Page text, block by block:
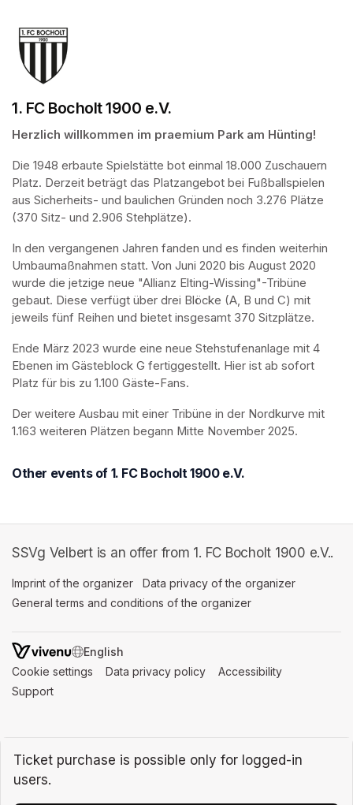
Ticket purchase is possible only for logged-in
users.
1. FC Bocholt 1900 e.V.
Herzlich willkommen im praemium Park am Hünting!
Die 1948 erbaute Spielstätte bot einmal 18.000 Zuschauern
Platz. Derzeit beträgt das Platzangebot bei Fußballspielen
aus Sicherheits- und baulichen Gründen noch 3.276 Plätze
(370 Sitz- und 2.906 Stehplätze).
In den vergangenen Jahren fanden und es finden weiterhin
Umbaumaßnahmen statt. Von Juni 2020 bis August 2020
wurde die jetzige neue "Allianz Elting-Wissing"-Tribüne
gebaut. Diese verfügt über drei Blöcke (A, B und C) mit
jeweils fünf Reihen und bietet insgesamt 370 Sitzplätze.
Ende März 2023 wurde eine neue Stehstufenanlage mit 4
Ebenen im Gästeblock G fertiggestellt. Hier ist ab sofort
Platz für bis zu 1.100 Gäste-Fans.
Der weitere Ausbau mit einer Tribüne in der Nordkurve mit
1.163 weiteren Plätzen begann Mitte November 2025.
Other events of 1. FC Bocholt 1900 e.V.
SSVg Velbert is an offer from 1. FC Bocholt 1900 e.V..
Imprint of the organizer (opens in a new tab)
Data privacy of the organizer
General terms and conditions of the organizer
SWITCH LANGUAGE
Cookie settings (opens in a new tab)
Data privacy policy (opens in a new tab)
Accessibility
Support